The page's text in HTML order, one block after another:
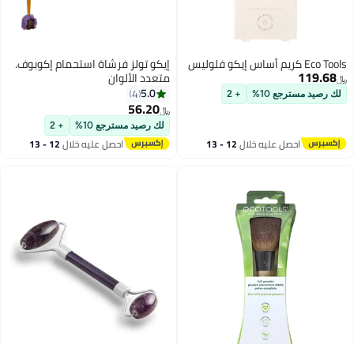
Eco Tools كريم أساس إيكو فلوليس
﷼‏119.68
لك رصيد مسترجع 10% + 2
احصل عليه خلال 12 - 13
إيكو تولز فرشاة استحمام إكوبوف.
متعدد الألوان
5.0
4
﷼‏56.20
لك رصيد مسترجع 10% + 2
احصل عليه خلال 12 - 13